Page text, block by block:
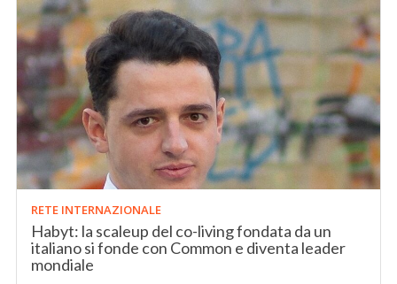
RETE INTERNAZIONALE
Habyt: la scaleup del co-living fondata da un
italiano si fonde con Common e diventa leader
mondiale